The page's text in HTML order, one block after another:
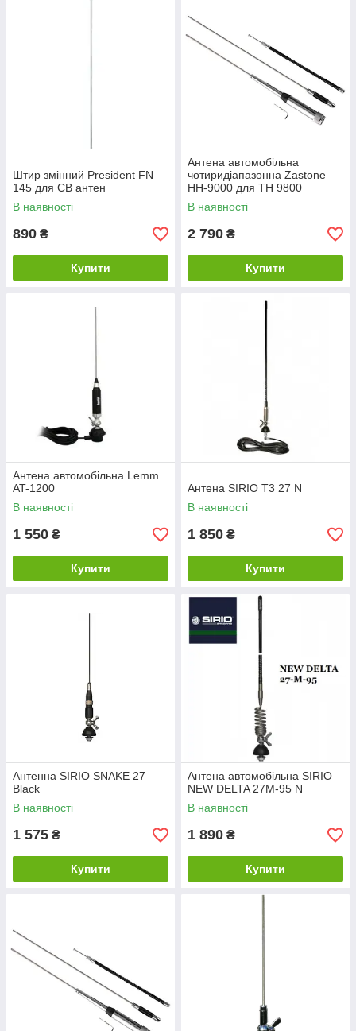
Штир змінний President FN
145 для CB антен
В наявності
890 ₴
Купити
Антена автомобільна
чотиридіапазонна Zastone
HH-9000 для TH 9800
В наявності
2 790 ₴
Купити
Антена автомобільна Lemm
AT-1200
В наявності
1 550 ₴
Купити
Антена SIRIO T3 27 N
В наявності
1 850 ₴
Купити
Антенна SIRIO SNAKE 27
Black
В наявності
1 575 ₴
Купити
Антена автомобільна SIRIO
NEW DELTA 27M-95 N
В наявності
1 890 ₴
Купити